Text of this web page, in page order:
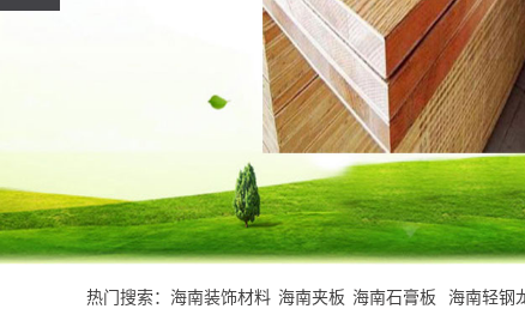
阻燃板
轻钢龙骨
竹木纤维线条、护墙板
热门搜索： 海南装饰材料 海南夹板 海南石膏板 海南轻钢